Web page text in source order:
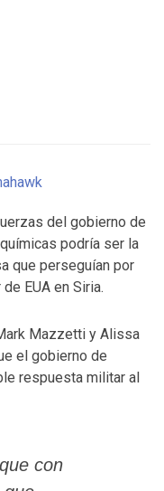
del gobierno de
podría ser la
que perseguían por
EUA en Siria.
Mazzetti y Alissa
el gobierno de
respuesta militar al
con